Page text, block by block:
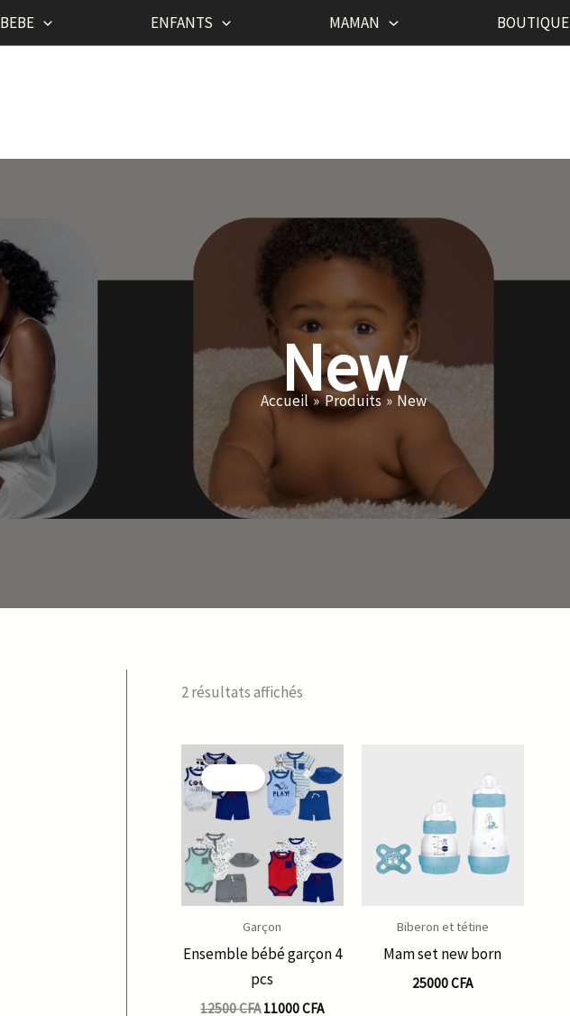
BEBE ENFANTS MAMAN BOUTIQUE
New
Accueil Produits New
2 résultats affichés
Garçon
Ensemble bébé garçon 4
pcs
12500CFA
Le
prix
initial
était :
12500 CFA.
11000CFA
prix
actuel
est :
11000 CFA.
Biberon et tétine
Mam set new born
25000CFA